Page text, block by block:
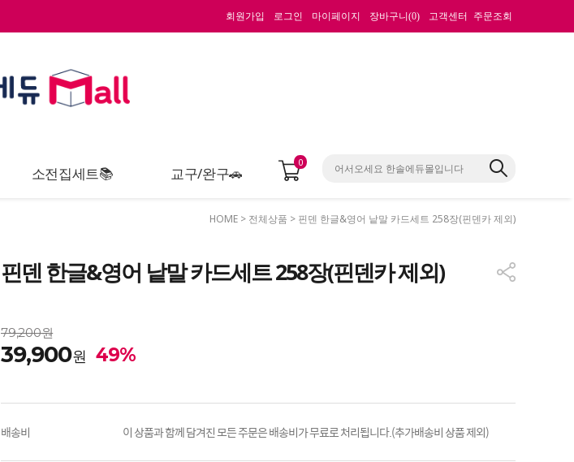
회원가입 로그인 마이페이지 장바구니(0) 고객센터 주문조회
소전집세트📚 교구/완구🚗
0
HOME > 전체상품 > 핀덴 한글&영어 낱말 카드세트 258장(핀덴카 제외)
핀덴 한글&영어 낱말 카드세트 258장(핀덴카 제외)
79,200원
39,900원 49%
배송비 이 상품과 함께 담겨진 모든 주문은 배송비가 무료로 처리됩니다.(추가배송비 상품 제외)